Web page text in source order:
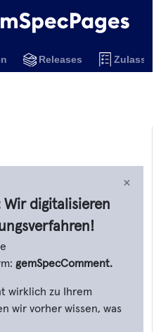
Releases
×
Wir digitalisieren
gemSpecComment.
wirklich zu Ihrem
wir vorher wissen, was